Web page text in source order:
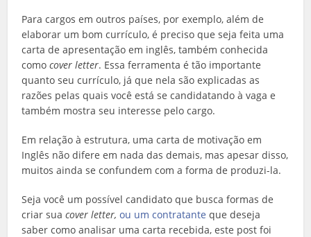
Para cargos em outros países, por exemplo, além de
elaborar um bom currículo, é preciso que seja feita uma
carta de apresentação em inglês, também conhecida
comocover letter. Essa ferramenta é tão importante
quanto seu currículo, já que nela são explicadas as
razões pelas quais você está se candidatando à vaga e
também mostra seu interesse pelo cargo.
Em relação à estrutura, uma carta de motivação em
Inglês não difere em nada das demais, mas apesar disso,
muitos ainda se confundem com a forma de produzi-la.
Seja você um possível candidato que busca formas de
criar suacover letter, ou um contratante que deseja
saber como analisar uma carta recebida, este post foi